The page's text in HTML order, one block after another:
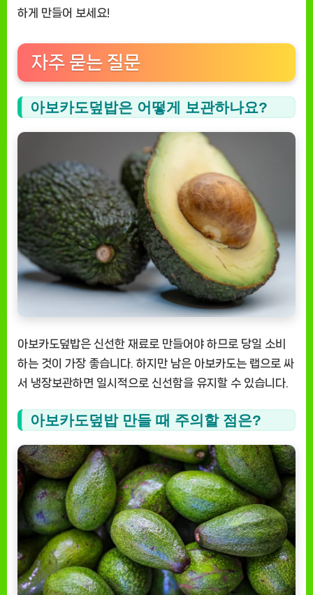
하게 만들어 보세요!
자주 묻는 질문
아보카도덮밥은 어떻게 보관하나요?
아보카도덮밥은 신선한 재료로 만들어야 하므로 당일 소비
하는 것이 가장 좋습니다. 하지만 남은 아보카도는 랩으로 싸
서 냉장보관하면 일시적으로 신선함을 유지할 수 있습니다.
아보카도덮밥 만들 때 주의할 점은?